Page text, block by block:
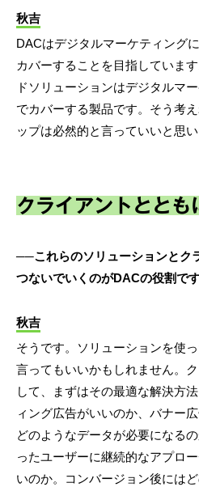
秋吉
DACはデジタルマーケティング
カバーすることを目指していま
ドソリューションはデジタルマ
でカバーする製品です。そう考
ップは必然的と言っていいと思い
クライアントととも
──これらのソリューションとク
つないでいくのがDACの役割です
秋吉
そうです。ソリューションを使
言ってもいいかもしれません。
して、まずはその最適な解決方
ィング広告がいいのか、バナー
どのようなデータが必要になる
ったユーザーに継続的なアプロ
いのか。コンバージョン後には